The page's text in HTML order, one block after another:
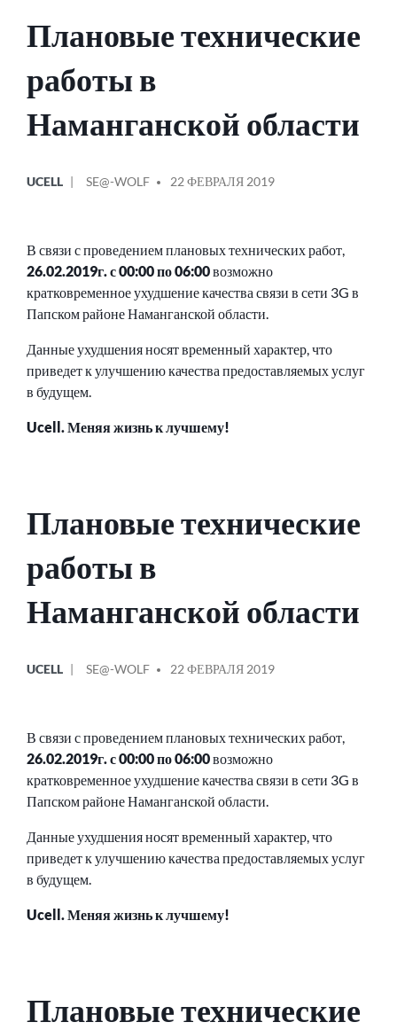
Плановые технические
работы в
Наманганской области
В
UCELL
ОТ
SE@-WOLF 22 ФЕВРАЛЯ 2019
В связи с проведением плановых технических работ,
26.02.2019г. с 00:00 по 06:00возможно
кратковременное ухудшение качества связи в сети 3G в
Папском районе Наманганской области.
Данные ухудшения носят временный характер, что
приведет к улучшению качества предоставляемых услуг
в будущем.
Ucell. Меняя жизнь к лучшему!
Плановые технические
работы в
Наманганской области
В
UCELL
ОТ
SE@-WOLF 22 ФЕВРАЛЯ 2019
В связи с проведением плановых технических работ,
26.02.2019г. с 00:00 по 06:00возможно
кратковременное ухудшение качества связи в сети 3G в
Папском районе Наманганской области.
Данные ухудшения носят временный характер, что
приведет к улучшению качества предоставляемых услуг
в будущем.
Ucell. Меняя жизнь к лучшему!
Плановые технические